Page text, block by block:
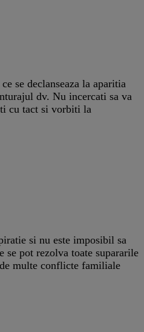
se declanseaza la aparitia
dv. Nu incercati sa va
cu tact si vorbiti la
si nu este imposibil sa
se pot rezolva toate supararile
multe conflicte familiale